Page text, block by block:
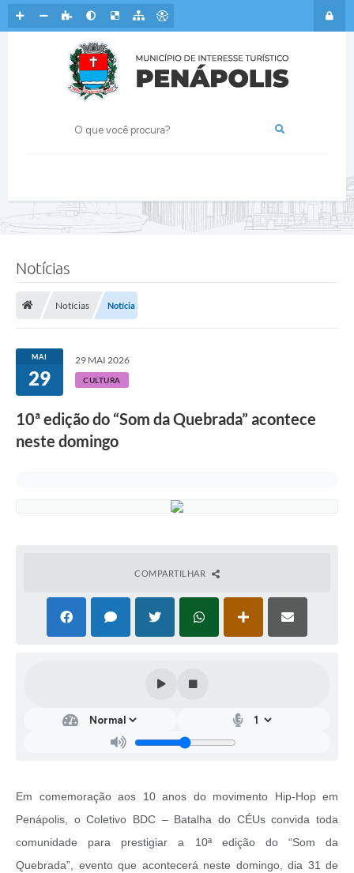
Notícias
Notícias Notícia
MAI
29
29 MAI 2026
CULTURA
10ª edição do “Som da Quebrada” acontece
neste domingo
COMPARTILHAR
Em comemoração aos 10 anos do movimento Hip-Hop em
Penápolis, o Coletivo BDC – Batalha do CÉUs convida toda
comunidade para prestigiar a 10ª edição do “Som da
Quebrada”, evento que acontecerá neste domingo, dia 31 de